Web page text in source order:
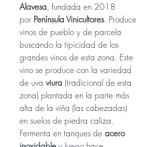
Alavesa , fundada en 2018
por Península Vinicultores. Produce
vinos de pueblo y de parcela
buscando la tipicidad de los
grandes vinos de esta zona. Este
vino se produce con la variedad
de uva viura (tradicional de esta
zona) plantada en la parte más
alta de la viña (las cabezadas)
en suelos de piedra caliza.
Fermenta en tanques de acero